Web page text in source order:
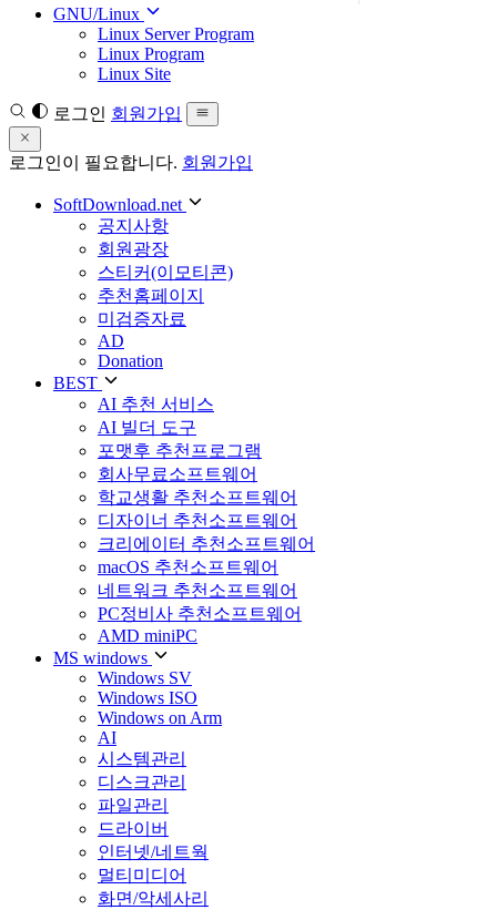
GNU/Linux
Linux Server Program
Linux Program
Linux Site
로그인 회원가입
로그인이 필요합니다. 회원가입
SoftDownload.net
공지사항
회원광장
스티커(이모티콘)
추천홈페이지
미검증자료
AD
Donation
BEST
AI 추천 서비스
AI 빌더 도구
포맷후 추천프로그램
회사무료소프트웨어
학교생활 추천소프트웨어
디자이너 추천소프트웨어
크리에이터 추천소프트웨어
macOS 추천소프트웨어
네트워크 추천소프트웨어
PC정비사 추천소프트웨어
AMD miniPC
MS windows
Windows SV
Windows ISO
Windows on Arm
AI
시스템관리
디스크관리
파일관리
드라이버
인터넷/네트웍
멀티미디어
화면/악세사리